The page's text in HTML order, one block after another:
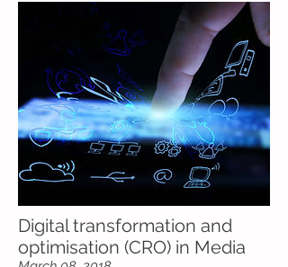
Digital transformation and
optimisation (CRO) in Media